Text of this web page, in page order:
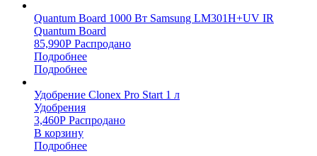
Quantum Board 1000 Вт Samsung LM301H+UV IR
Quantum Board
85,990Р Распродано
Подробнее
Подробнее
Удобрение Clonex Pro Start 1 л
Удобрения
3,460Р Распродано
В корзину
Подробнее